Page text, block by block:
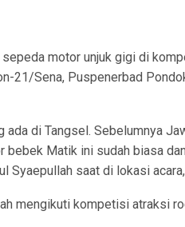
motor unjuk gigi di
21/Sena, Puspenerbad
ada di Tangsel. Sebelumnya
Matik ini sudah biasa
Syaepullah saat di lokasi
mengikuti kompetisi atraksi